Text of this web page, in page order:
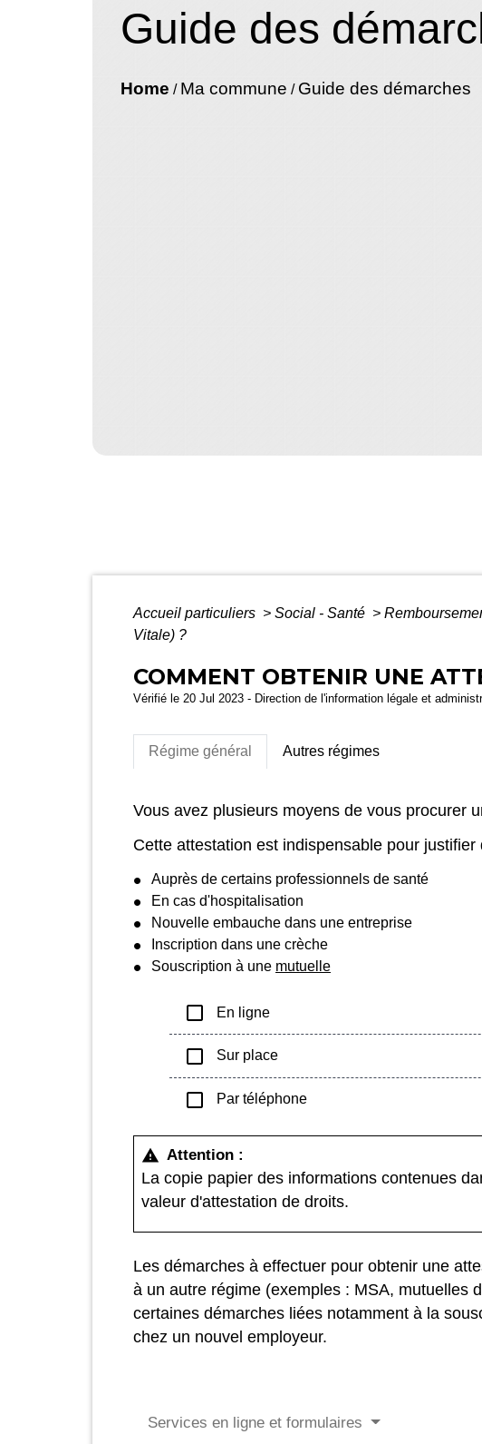
Guide des
Home / Ma commune / Guide des démarches
Accueil particuliers > Social - Santé >
Vitale) ?
COMMENT OBTENIR UNE
Vérifié le 20 Jul 2023 - Direction de l'information légale et
Régime général Autres régimes
Vous avez plusieurs moyens de vous procurer
Cette attestation est indispensable pour
Auprès de certains professionnels de santé
En cas d'hospitalisation
Nouvelle embauche dans une entreprise
Inscription dans une crèche
Souscription à une mutuelle
check_box_outline_blank En ligne
check_box_outline_blank Sur place
check_box_outline_blank Par téléphone
warning Attention :
La copie papier des informations contenues
valeur d'attestation de droits.
Les démarches à effectuer pour obtenir une
à un autre régime (exemples : MSA, mutuelles
certaines démarches liées notamment à la
chez un nouvel employeur.
Services en ligne et formulaires